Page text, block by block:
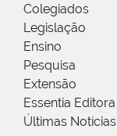
Colegiados
Legislação
Ensino
Pesquisa
Extensão
Essentia Editora
Últimas Notícias